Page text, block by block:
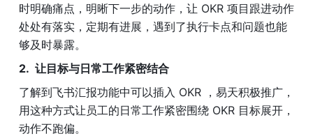
时明确痛点，明晰下一步的动作，让 OKR 项目跟进动作
处处有落实，定期有进展，遇到了执行卡点和问题也能
够及时暴露。
让目标与日常工作紧密结合
了解到飞书汇报功能中可以插入 OKR ，易天积极推广，
用这种方式让员工的日常工作紧密围绕 OKR 目标展开，
动作不跑偏。